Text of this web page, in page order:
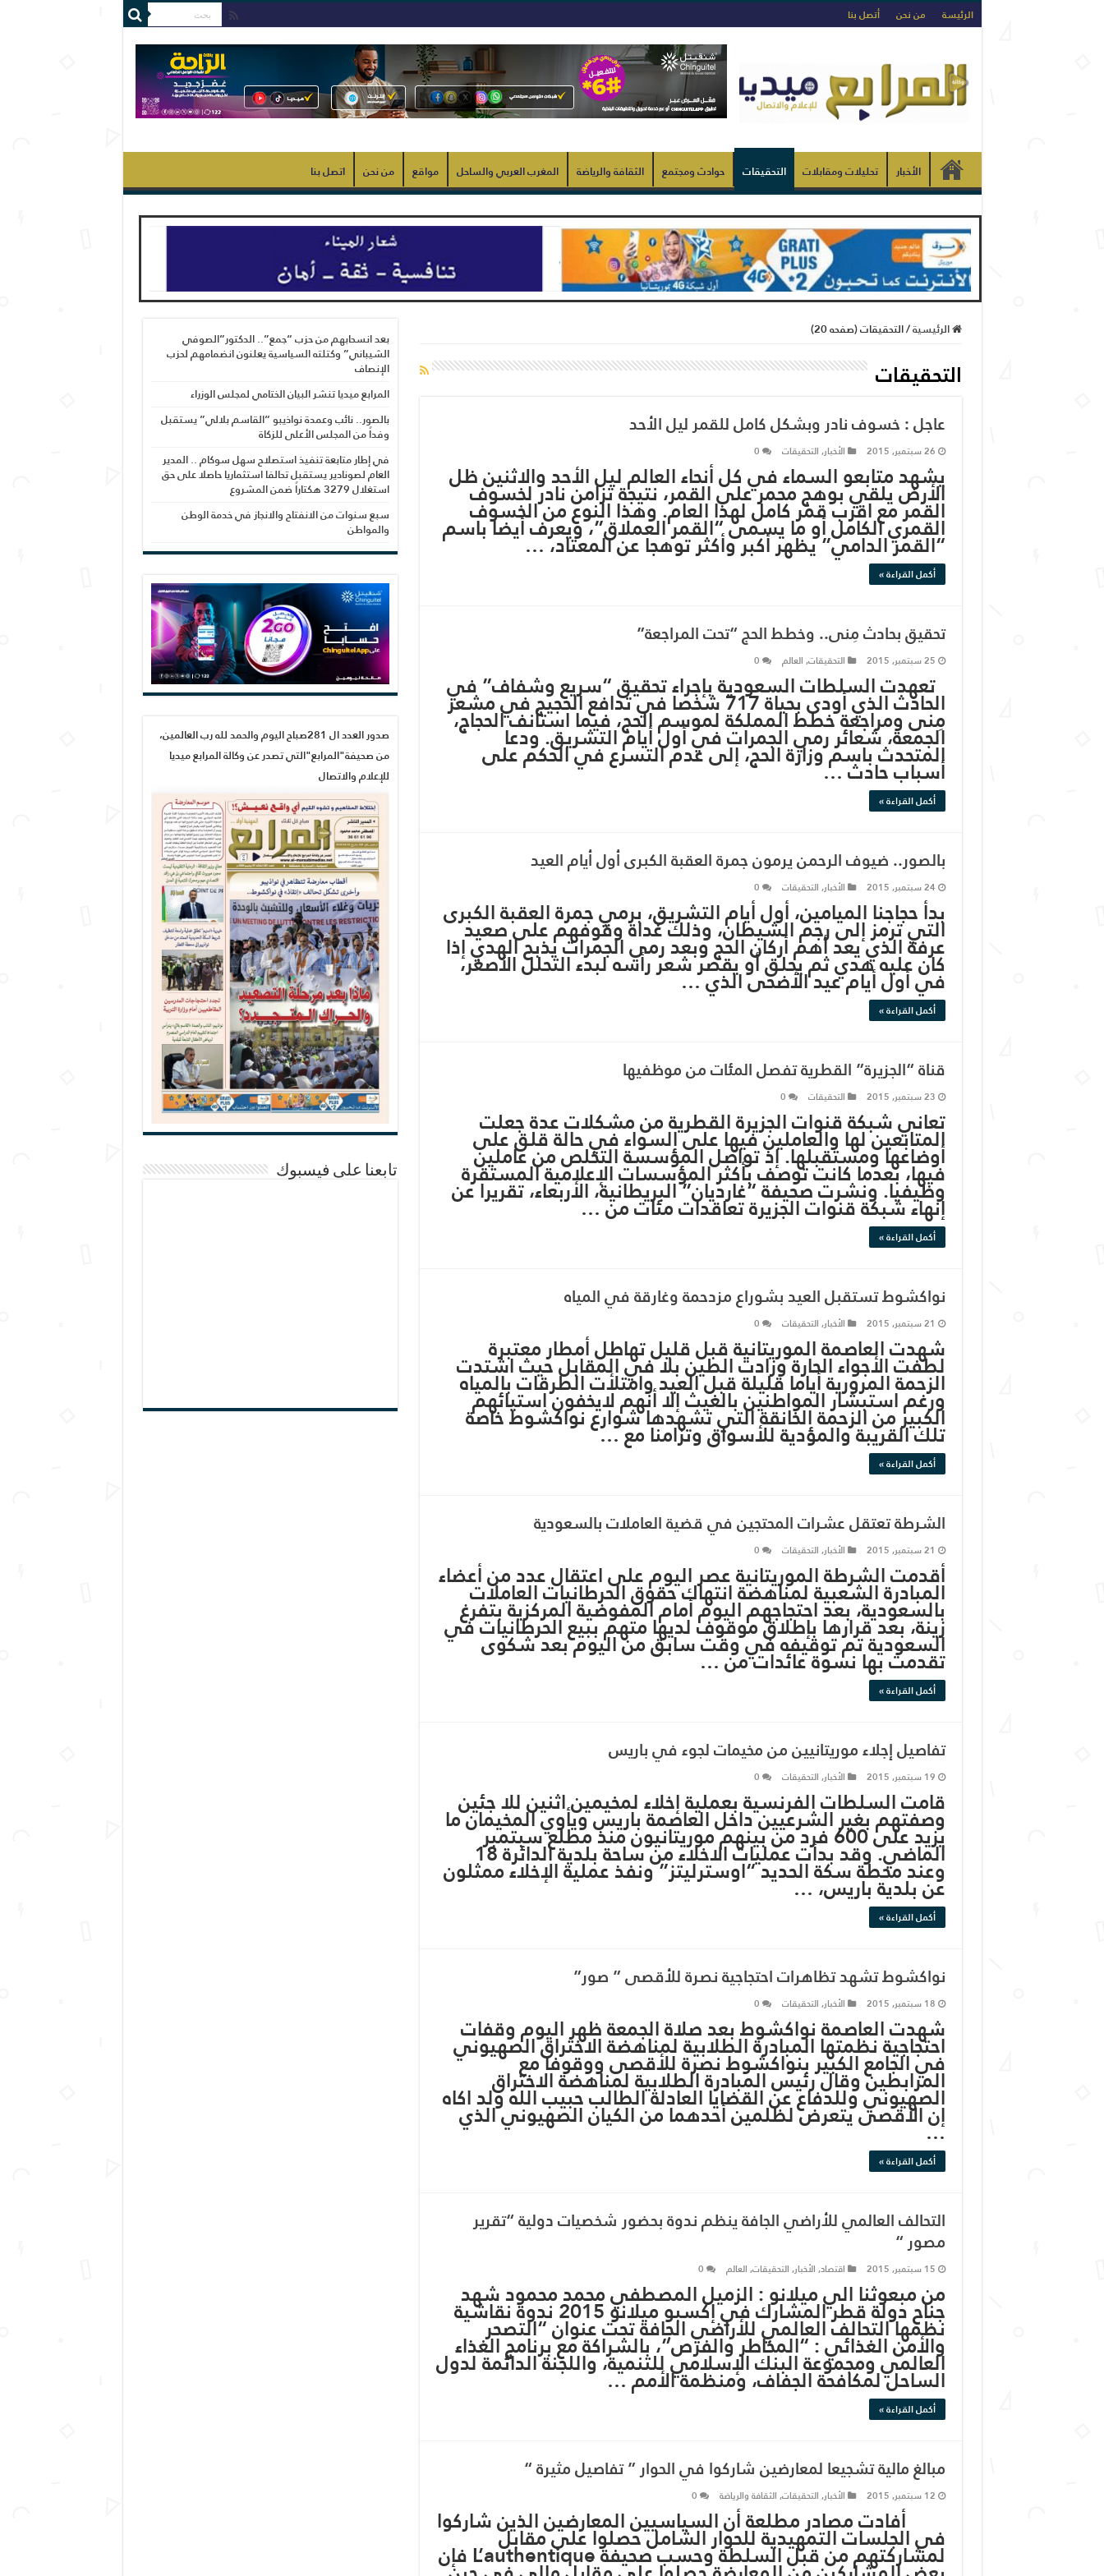
الرئيسة من نحن أتصل بنا
الأخبار تحليلات ومقابلات التحقيقات حوادث ومجتمع الثقافة والرياضة المغرب العربي والساحل مواقع من نحن اتصل بنا
الرئيسية/التحقيقات (صفحه 20)
التحقيقات
عاجل : خسوف نادر وبشكل كامل للقمر ليل الأحد
26 سبتمبر, 2015 الأخبار, التحقيقات 0
يشهد متابعو السماء في كل أنحاء العالم ليل الأحد والاثنين ظل
الأرض يلقي بوهج محمر على القمر، نتيجة تزامن نادر لخسوف
القمر مع اقرب قمر كامل لهذا العام. وهذا النوع من الخسوف
القمري الكامل أو ما يسمى “القمر العملاق”، ويعرف أيضا باسم
“القمر الدامي” يظهر أكبر وأكثر توهجا عن المعتاد، …
أكمل القراءة »
تحقيق بحادث مِنى.. وخطط الحج “تحت المراجعة”
25 سبتمبر, 2015 التحقيقات, العالم 0
تعهدت السلطات السعودية بإجراء تحقيق “سريع وشفاف” في
الحادث الذي أودى بحياة 717 شخصا في تدافع الحجيج في مشعر
مِنى ومراجعة خطط المملكة لموسم الحج، فيما استأنف الحجاج،
الجمعة، شعائر رمي الجمرات في أول أيام التشريق. ودعا
المتحدث باسم وزارة الحج، إلى عدم التسرع في الحكم على
أسباب حادث …
أكمل القراءة »
بالصور.. ضيوف الرحمن يرمون جمرة العقبة الكبرى أول أيام العيد
24 سبتمبر, 2015 الأخبار, التحقيقات 0
بدأ حجاجنا الميامين، أول أيام التشريق، برمي جمرة العقبة الكبرى
التي ترمز إلى رجم الشيطان، وذلك غداة وقوفهم على صعيد
عرفة الذي يعد أهم أركان الحج وبعد رمي الجمرات يذبح الهدي إذا
كان عليه هدي ثم يحلق أو يقصر شعر رأسه لبدء التحلل الأصغر،
في أول أيام عيد الأضحى الذي …
أكمل القراءة »
قناة “الجزيرة” القطرية تفصل المئات من موظفيها
23 سبتمبر, 2015 التحقيقات 0
تعاني شبكة قنوات الجزيرة القطرية من مشكلات عدة جعلت
المتابعين لها والعاملين فيها على السواء في حالة قلق على
أوضاعها ومستقبلها. إذ تواصل المؤسسة التخلص من عاملين
فيها، بعدما كانت توصف بأكثر المؤسسات الإعلامية المستقرة
وظيفيا. ونشرت صحيفة “غارديان” البريطانية، الأربعاء، تقريرا عن
إنهاء شبكة قنوات الجزيرة تعاقدات مئات من …
أكمل القراءة »
نواكشوط تستقبل العيد بشوراع مزدحمة وغارقة في المياه
21 سبتمبر, 2015 الأخبار, التحقيقات 0
شهدت العاصمة الموريتانية قبل قليل تهاطل أمطار معتبرة
لطفت الأجواء الحارة وزادت الطين بلا في المقابل حيث اشتدت
الزحمة المرورية أياما قليلة قبل العيد وامتلأت الطرقات بالمياه
ورغم استبشار المواطنين بالغيث إلا أنهم لايخفون استيائهم
الكبير من الزحمة الخانقة التي تشهدها شوارع نواكشوط خاصة
تلك القريبة والمؤدية للأسواق وتزامنا مع …
أكمل القراءة »
الشرطة تعتقل عشرات المحتجين في قضية العاملات بالسعودية
21 سبتمبر, 2015 الأخبار, التحقيقات 0
أقدمت الشرطة الموريتانية عصر اليوم على اعتقال عدد من أعضاء
المبادرة الشعبية لمناهضة انتهاك حقوق الحرطانيات العاملات
بالسعودية، بعد احتجاجهم اليوم أمام المفوضية المركزية بتفرغ
زينة، بعد قرارها بإطلاق موقوف لديها متهم ببيع الحرطانيات في
السعودية تم توقيفه في وقت سابق من اليوم بعد شكوى
تقدمت بها نسوة عائدات من …
أكمل القراءة »
تفاصيل إجلاء موريتانيين من مخيمات لجوء في باريس
19 سبتمبر, 2015 الأخبار, التحقيقات 0
قامت السلطات الفرنسية بعملية إخلاء لمخيمين اثنين للا جئين
وصفتهم بغير الشرعيين داخل العاصمة باريس ويأوي المخيمان ما
يزيد على 600 فرد من بينهم موريتانيون منذ مطلع سبتمبر
الماضي. وقد بدأت عمليات الاخلاء من ساحة بلدية الدائرة 18
وعند محطة سكة الحديد “اوسترليتز” ونفذ عملية الإخلاء ممثلون
عن بلدية باريس، …
أكمل القراءة »
نواكشوط تشهد تظاهرات احتجاجية نصرة للأقصى ” صور”
18 سبتمبر, 2015 الأخبار, التحقيقات 0
شهدت العاصمة نواكشوط بعد صلاة الجمعة ظهر اليوم وقفات
احتجاجية نظمتها المبادرة الطلابية لمناهضة الاختراق الصهيوني
في الجامع الكبير بنواكشوط نصرة للأقصى ووقوفا مع
المرابطين وقال رئيس المبادرة الطلابية لمناهضة الاختراق
الصهيوني وللدفاع عن القضايا العادلة الطالب حبيب الله ولد اكاه
إن الأقصى يتعرض لظلمين أحدهما من الكيان الصهيوني الذي
…
أكمل القراءة »
التحالف العالمي للأراضي الجافة ينظم ندوة بحضور شخصيات دولية “تقرير
مصور “
15 سبتمبر, 2015 اقتصاد, الأخبار, التحقيقات, العالم 0
من مبعوثنا الي ميلانو : الزميل المصطفي محمد محمود شهد
جناح دولة قطر المشارك في إكسبو ميلانو 2015 ندوة نقاشية
نظمها التحالف العالمي للأراضي الجافة تحت عنوان “التصحر
والأمن الغذائي : “المخاطر والفرص”، بالشراكة مع برنامج الغذاء
العالمي ومجموعة البنك الإسلامي للتنمية، واللجنة الدائمة لدول
الساحل لمكافحة الجفاف، ومنظمة الأمم …
أكمل القراءة »
مبالغ مالية تشجيعا لمعارضين شاركوا في الحوار ” تفاصيل مثيرة “
12 سبتمبر, 2015 الأخبار, التحقيقات, الثقافة والرياضة 0
أفادت مصادر مطلعة أن السياسيين المعارضين الذين شاركوا
في الجلسات التمهيدية للحوار الشامل حصلوا على مقابل لمشاركتهم من قبل السلطة وحسب صحيفة L’authentique فإن
بعد انسحابهم من حزب “جمع”.. الدكتور”الصوفي
الشيباني” وكتلته السياسية يعلنون انضمامهم لحزب
الإنصاف
المرابع ميديا تنشر البيان الختامي لمجلس الوزراء
بالصور.. نائب وعمدة نواذيبو “القاسم بلالي” يستقبل
وفداً من المجلس الأعلى للزكاة
في إطار متابعة تنفيذ استصلاح سهل سوكام .. المدير
العام لصونادير يستقبل تحالفا استثماريا حاصلا على حق
استغلال 3279 هكتاراً ضمن المشروع
سبع سنوات من الانفتاح والانجاز في خدمة الوطن
والمواطن
صدور العدد ال 281صباح اليوم والحمد لله رب العالمين،
من صحيفة"المرابع"التي تصدر عن وكالة المرابع ميديا
للإعلام والاتصال
تابعنا على فيسبوك